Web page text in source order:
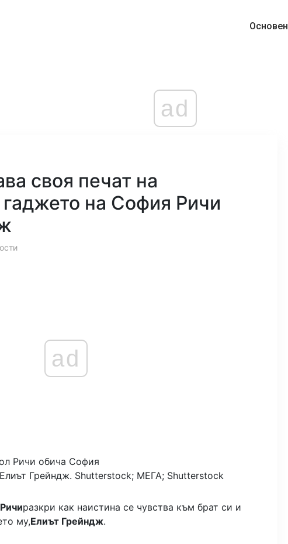
Основен
ad
своя печат на
на София Ричи
ad
Грейндж. Shutterstock; МЕГА; Shutterstock
разкри как наистина се чувства към брат си и
му,Елиът Грейндж.